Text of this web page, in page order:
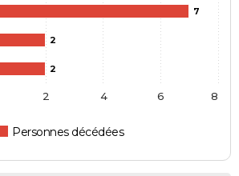
7
2
2
Personnes décédées
2 4 6 8